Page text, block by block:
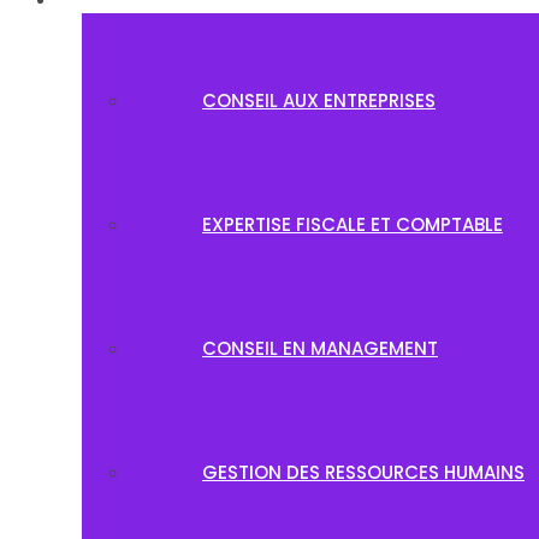
CONSEIL AUX ENTREPRISES
EXPERTISE FISCALE ET COMPTABLE
CONSEIL EN MANAGEMENT
GESTION DES RESSOURCES HUMAINS